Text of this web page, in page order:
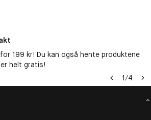
199 kr! Du kan også hente produktene
helt gratis!
1/4